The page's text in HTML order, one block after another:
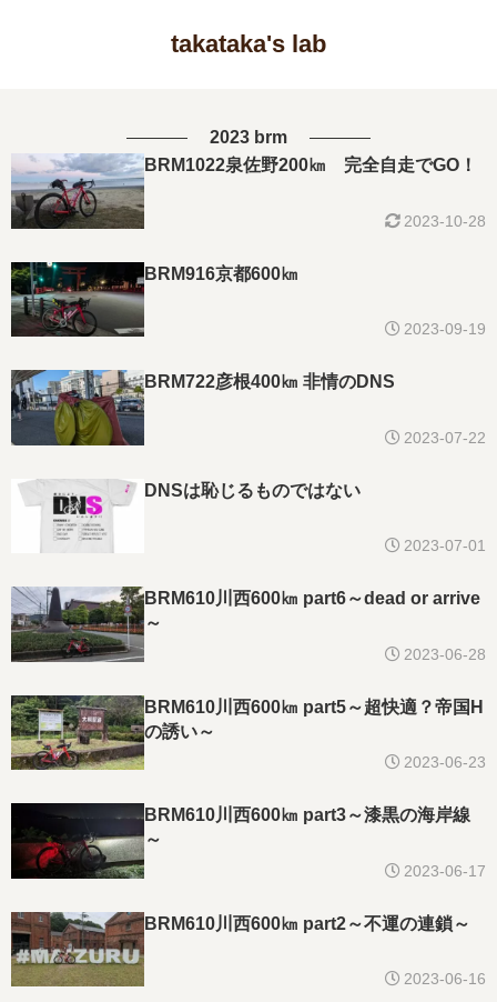
takataka's lab
2023 brm
BRM1022泉佐野200㎞ 完全自走でGO！
2023-10-28
BRM916京都600㎞
2023-09-19
BRM722彦根400㎞ 非情のDNS
2023-07-22
DNSは恥じるものではない
2023-07-01
BRM610川西600㎞ part6～dead or arrive
～
2023-06-28
BRM610川西600㎞ part5～超快適？帝国H
の誘い～
2023-06-23
BRM610川西600㎞ part3～漆黒の海岸線
～
2023-06-17
BRM610川西600㎞ part2～不運の連鎖～
2023-06-16